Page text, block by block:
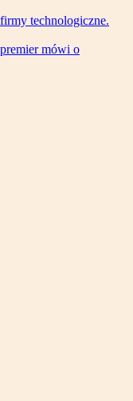
technologiczne.
mówi o